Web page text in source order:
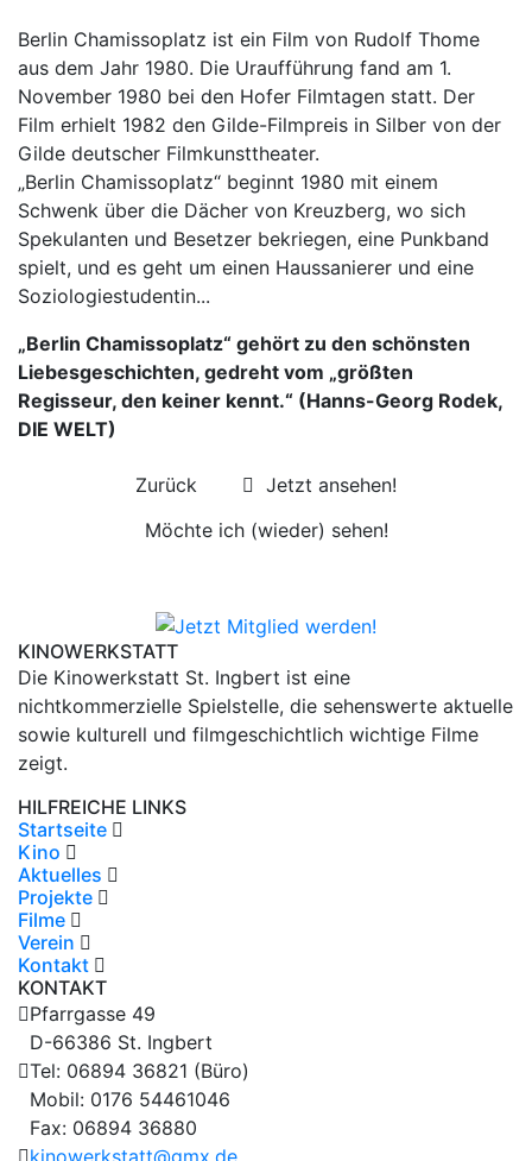
Berlin Chamissoplatz ist ein Film von Rudolf Thome
aus dem Jahr 1980. Die Uraufführung fand am 1.
November 1980 bei den Hofer Filmtagen statt. Der
Film erhielt 1982 den Gilde-Filmpreis in Silber von der
Gilde deutscher Filmkunsttheater.
„Berlin Chamissoplatz“ beginnt 1980 mit einem
Schwenk über die Dächer von Kreuzberg, wo sich
Spekulanten und Besetzer bekriegen, eine Punkband
spielt, und es geht um einen Haussanierer und eine
Soziologiestudentin...
„Berlin Chamissoplatz“ gehört zu den schönsten
Liebesgeschichten, gedreht vom „größten
Regisseur, den keiner kennt.“ (Hanns-Georg Rodek,
DIE WELT)
Zurück
Jetzt ansehen!
Möchte ich (wieder) sehen!
KINOWERKSTATT
Die Kinowerkstatt St. Ingbert ist eine
nichtkommerzielle Spielstelle, die sehenswerte aktuelle
sowie kulturell und filmgeschichtlich wichtige Filme
zeigt.
HILFREICHE LINKS
Startseite
Kino
Aktuelles
Projekte
Filme
Verein
Kontakt
KONTAKT
Pfarrgasse 49
D-66386 St. Ingbert
Tel: 06894 36821 (Büro)
Mobil: 0176 54461046
Fax: 06894 36880
kinowerkstatt@gmx.de